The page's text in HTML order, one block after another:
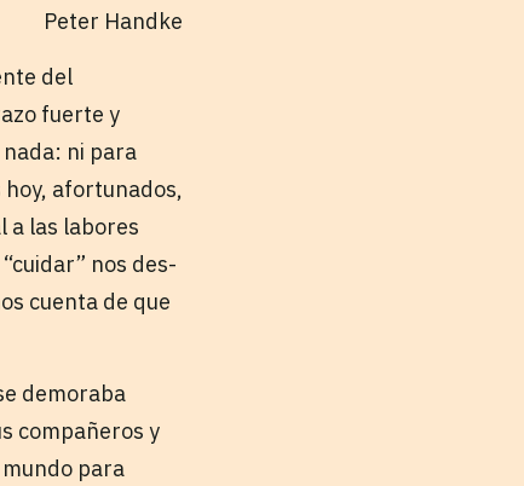
Peter Handke
del
fuerte y
ni para
hoy, afortunados,
a las labores
nos des-
cuenta de que
demoraba
compañeros y
para